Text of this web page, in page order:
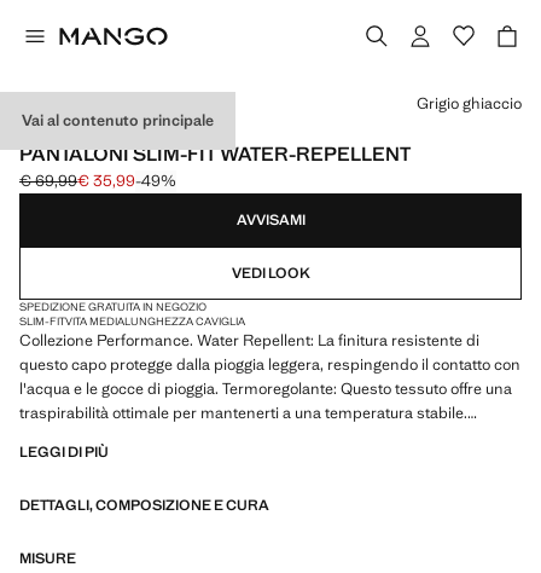
Vai al contenuto principale
PERFORMANCE
PANTALONI SLIM-FIT WATER-REPELLENT
Prezzo iniziale depennato [€ 69,99 ]
€ 69,99
Prezzo attuale [€ 35,99 ]
€ 35,99-49%
Seleziona un colore
Grigio ghiaccio
AVVISAMI
VEDI LOOK
SPEDIZIONE GRATUITA IN NEGOZIO
SLIM-FITVITA MEDIALUNGHEZZA CAVIGLIA
Collezione Performance. Water Repellent: La finitura resistente di
questo capo protegge dalla pioggia leggera, respingendo il contatto con
l'acqua e le gocce di pioggia. Termoregolante: Questo tessuto offre una
traspirabilità ottimale per mantenerti a una temperatura stabile.
Vita elasticizzata con laccio regolabile. Chiusura frontale a doppio petto
sul retro. Prodotto in saldo
PERFORMANCE: Una collezione di capi realizzati con fibre tecniche.
LEGGI DI PIÙ
DETTAGLI, COMPOSIZIONE E CURA
MISURE